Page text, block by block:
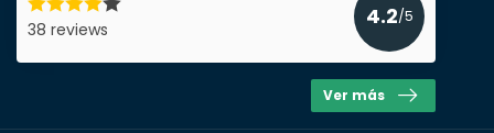
38 reviews
4.2/5
Ver más